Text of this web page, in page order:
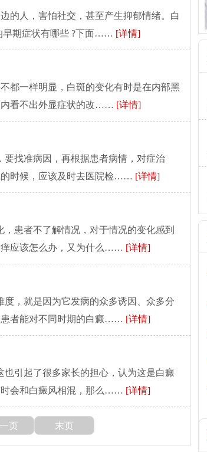
的人，害怕社交，甚至产生抑郁情绪。白
早期症状有哪些 ?下面…… [详情]
都一样明显，白斑的变化有时是在内部黑
内看不出外显症状的改…… [详情]
找准病因，再根据患者病情，对症治
的时候，应该及时去医院检…… [详情]
患者不了解情况，对于情况的变化感到
痒应该怎么办，又为什么…… [详情]
，就是因为它发病的众多诱因、众多分
患者能对不同时期的白癜…… [详情]
引起了很多家长的担心，认为这是白癜
时会和白癜风相混，那么…… [详情]
页 末页